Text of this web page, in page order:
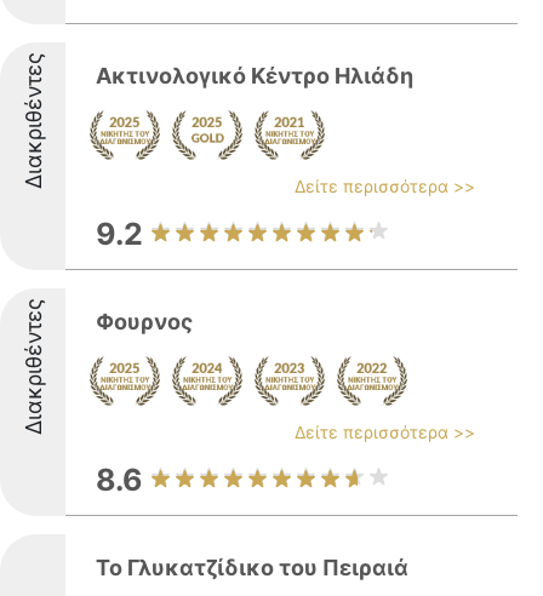
Διακριθέντες Ακτινολογικό Κέντρο Ηλιάδη
Δείτε περισσότερα >>
9.2
Διακριθέντες Φουρνος
Δείτε περισσότερα >>
8.6
Το Γλυκατζίδικο του Πειραιά